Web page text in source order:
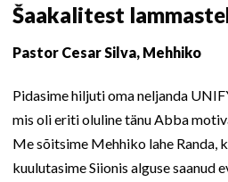
Šaakalitest
Pastor Cesar Silva, Mehhiko
Pidasime hiljuti oma neljanda
mis oli eriti oluline tänu Abba
Me sõitsime Mehhiko lahe Randa,
kuulutasime Siionis alguse saanud